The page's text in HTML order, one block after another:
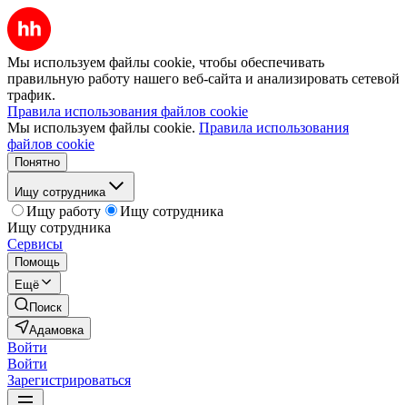
Мы используем файлы cookie, чтобы обеспечивать
правильную работу нашего веб-сайта и анализировать сетевой
трафик.
Правила использования файлов cookie
Мы используем файлы cookie. Правила использования
файлов cookie
Понятно
Ищу сотрудника
Ищу работу
Ищу сотрудника
Ищу сотрудника
Сервисы
Помощь
Ещё
Поиск
Адамовка
Войти
Войти
Зарегистрироваться